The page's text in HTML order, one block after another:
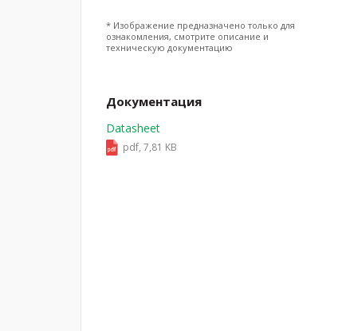
* Изображение предназначено только для
ознакомления, смотрите описание и
техническую документацию
Документация
Datasheet
pdf, 7,81 KB